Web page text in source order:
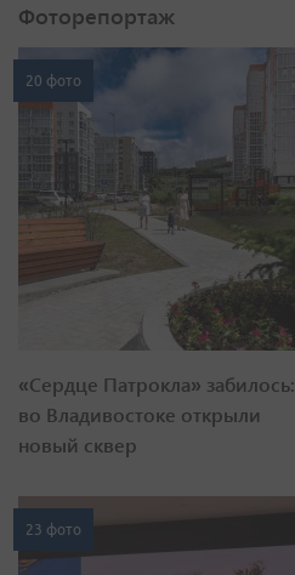
Фоторепортаж
20 фото
«Сердце Патрокла» забилось:
во Владивостоке открыли
новый сквер
23 фото